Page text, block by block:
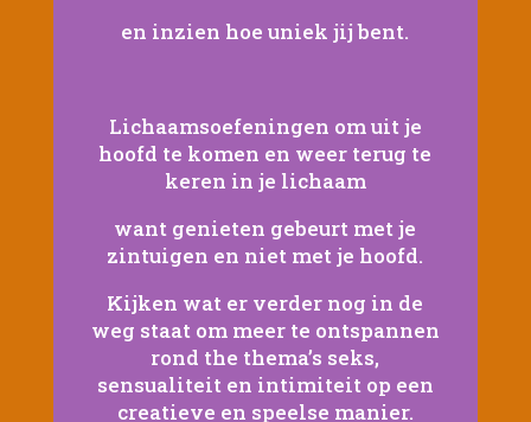
en inzien hoe uniek jij bent.
Lichaamsoefeningen om uit je
hoofd te komen en weer terug te
keren in je lichaam
want genieten gebeurt met je
zintuigen en niet met je hoofd.
Kijken wat er verder nog in de
weg staat om meer te ontspannen
rond the thema’s seks,
sensualiteit en intimiteit op een
creatieve en speelse manier.